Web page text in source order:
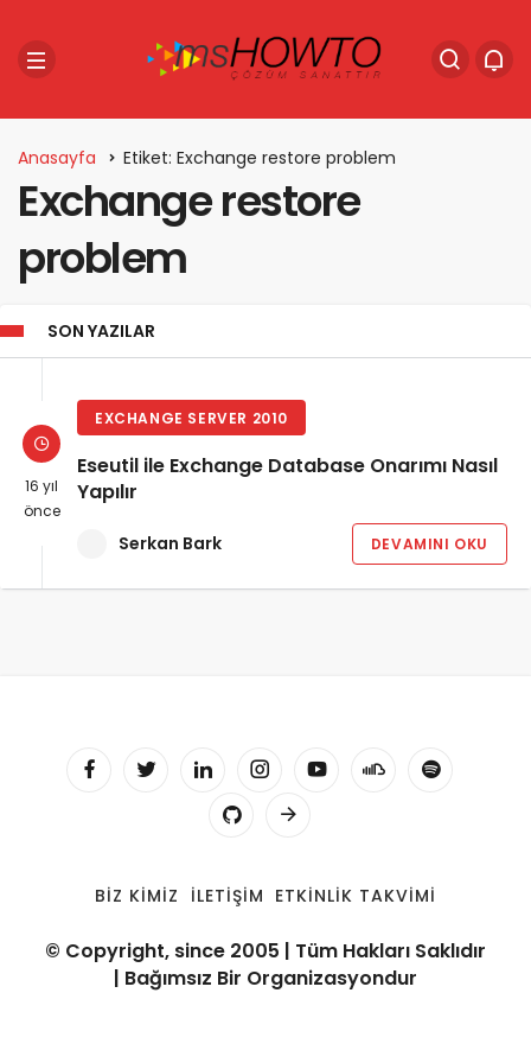
Anasayfa Etiket: Exchange restore problem
Exchange restore
problem
SON YAZILAR
16 yıl
önce
EXCHANGE SERVER 2010
Eseutil ile Exchange Database Onarımı Nasıl
Yapılır
Serkan Bark DEVAMINI OKU
BIZ KIMIZ İLETIŞIM ETKINLIK TAKVIMI
© Copyright, since 2005 | Tüm Hakları Saklıdır
| Bağımsız Bir Organizasyondur